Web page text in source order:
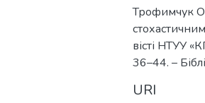
Трофимчук
вісті НТУУ
36–44. –
URI